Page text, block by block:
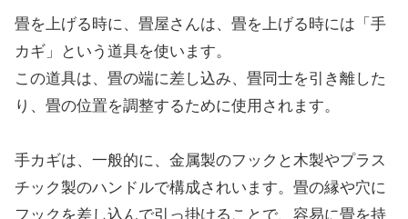
畳を上げる時に、畳屋さんは、畳を上げる時には「手
カギ」という道具を使います。
この道具は、畳の端に差し込み、畳同士を引き離した
り、畳の位置を調整するために使用されます。
手カギは、一般的に、金属製のフックと木製やプラス
チック製のハンドルで構成されいます。畳の縁や穴に
フックを差し込んで引っ掛けることで、容易に畳を持